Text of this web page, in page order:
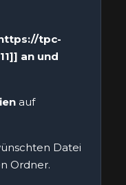
tpc-
an und
auf
Datei
Ordner.